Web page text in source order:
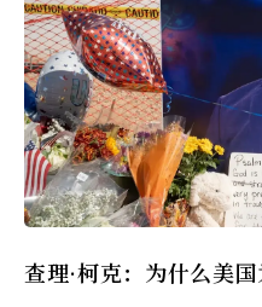
查理·柯克：为什么美国